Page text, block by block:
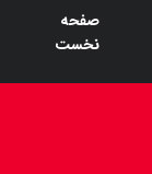
صفحه
نخست